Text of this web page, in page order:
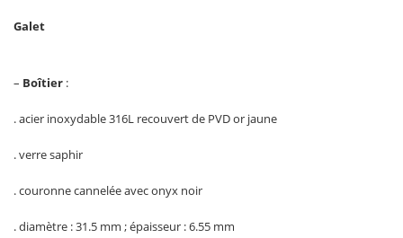
Galet
– Boîtier :
. acier inoxydable 316L recouvert de PVD or jaune
. verre saphir
. couronne cannelée avec onyx noir
. diamètre : 31.5 mm ; épaisseur : 6.55 mm